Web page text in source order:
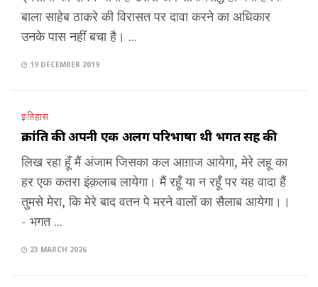
बाला साहेब ठाकरे की विरासत पर दावा करने का अधिकार
उनके पास नहीं बचा है। ...
19 DECEMBER 2019
इतिहास
क्रांति की अपनी एक अलग परिभाषा थी भगत सिंह की
लिख रहा हूँ मैं अंजाम जिसका कल आग़ाज आयेगा, मेरे लहू का
हर एक कतरा इंक़लाब लायेगा। मैं रहूँ या न रहूँ पर यह वादा हैं
तुमसे मेरा, कि मेरे बाद वतन पे मरने वालों का सैलाब आयेगा।।
- भगत ...
23 MARCH 2026